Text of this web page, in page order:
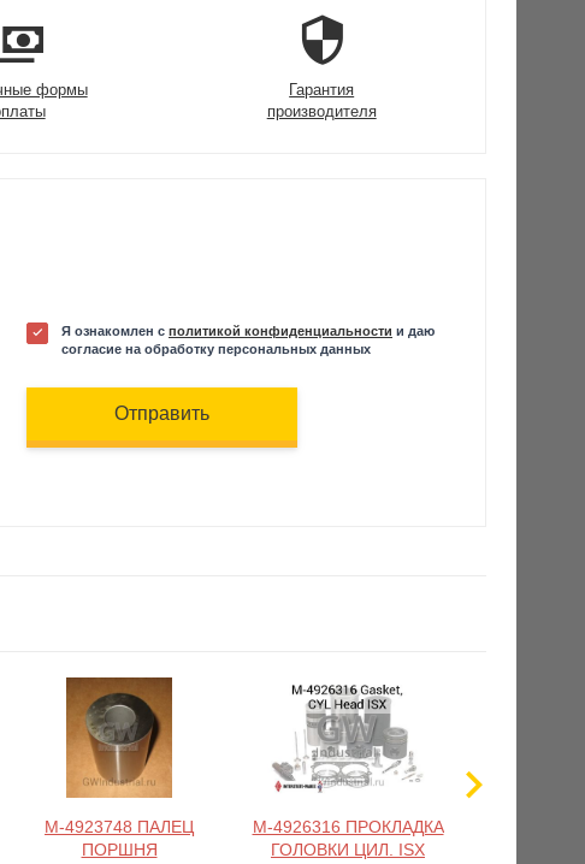
формы
Гарантия
производителя
Я ознакомлен с политикой конфиденциальности и даю
согласие на обработку персональных данных
Отправить
M-4923748 ПАЛЕЦ
ПОРШНЯ
M-4926316 ПРОКЛАДКА
ГОЛОВКИ ЦИЛ. ISX